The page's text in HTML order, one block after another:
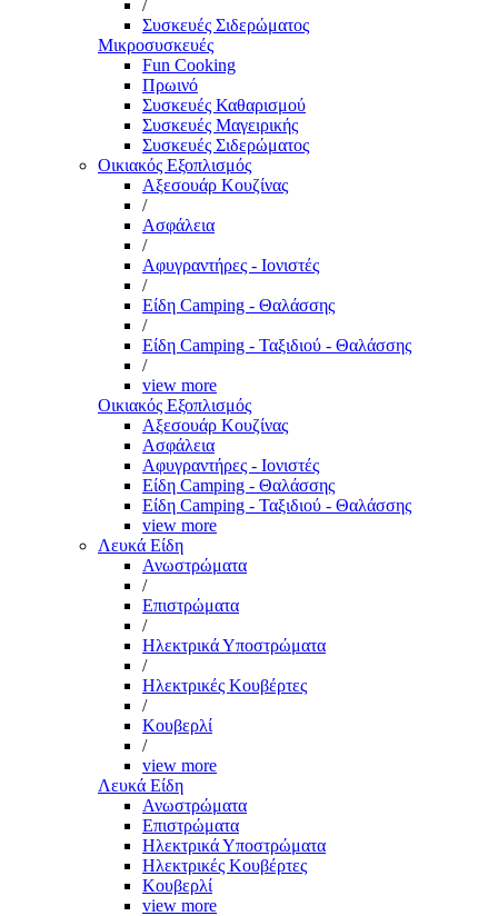
/
Συσκευές Σιδερώματος
Μικροσυσκευές
Fun Cooking
Πρωινό
Συσκευές Καθαρισμού
Συσκευές Μαγειρικής
Συσκευές Σιδερώματος
Οικιακός Εξοπλισμός
Αξεσουάρ Κουζίνας
/
Ασφάλεια
/
Αφυγραντήρες - Ιονιστές
/
Είδη Camping - Θαλάσσης
/
Είδη Camping - Ταξιδιού - Θαλάσσης
/
view more
Οικιακός Εξοπλισμός
Αξεσουάρ Κουζίνας
Ασφάλεια
Αφυγραντήρες - Ιονιστές
Είδη Camping - Θαλάσσης
Είδη Camping - Ταξιδιού - Θαλάσσης
view more
Λευκά Είδη
Ανωστρώματα
/
Επιστρώματα
/
Ηλεκτρικά Υποστρώματα
/
Ηλεκτρικές Κουβέρτες
/
Κουβερλί
/
view more
Λευκά Είδη
Ανωστρώματα
Επιστρώματα
Ηλεκτρικά Υποστρώματα
Ηλεκτρικές Κουβέρτες
Κουβερλί
view more